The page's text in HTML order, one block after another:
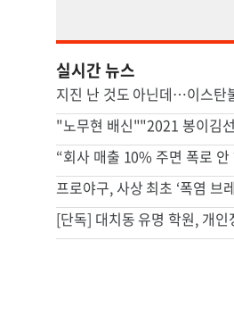
실시간 뉴스
지진 난 것도 아닌데…이스탄